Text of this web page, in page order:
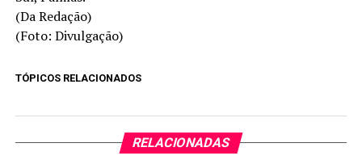
(Da Redação)
(Foto: Divulgação)
TÓPICOS RELACIONADOS
RELACIONADAS